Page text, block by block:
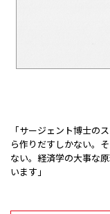
「サージェント博士の
ら作りだすしかない。
ない。経済学の大事な
います」